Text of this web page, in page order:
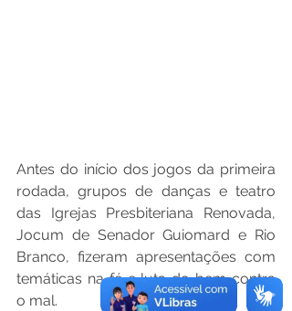
Antes do início dos jogos da primeira
rodada, grupos de danças e teatro
das Igrejas Presbiteriana Renovada,
Jocum de Senador Guiomard e Rio
Branco, fizeram apresentações com
temáticas na fé e luta do bem contra
o mal.